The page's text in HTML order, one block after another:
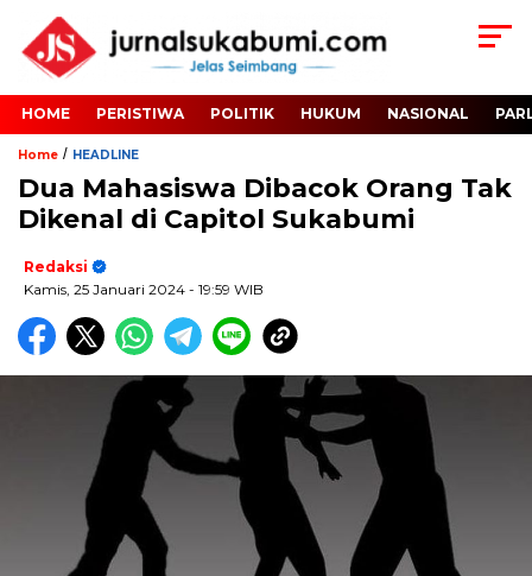
HOME PERISTIWA POLITIK HUKUM NASIONAL
Home / HEADLINE
Dua Mahasiswa Dibacok Orang Tak
Dikenal di Capitol Sukabumi
Redaksi
Kamis, 25 Januari 2024 - 19:59 WIB